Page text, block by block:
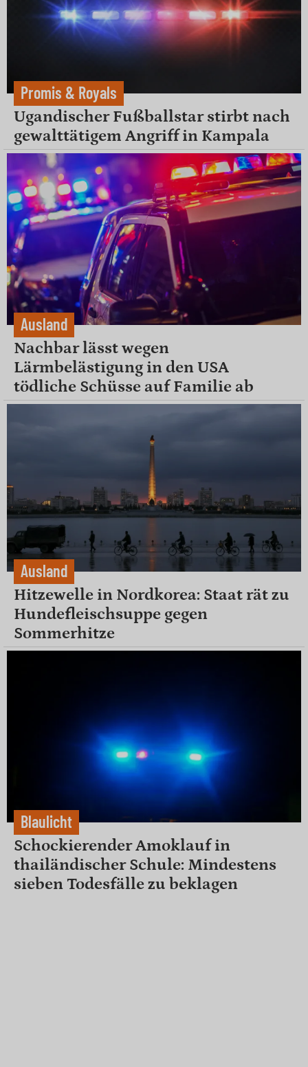
Promis & Royals
Ugandischer Fußballstar stirbt nach
gewalttätigem Angriff in Kampala
Ausland
Nachbar lässt wegen
Lärmbelästigung in den USA
tödliche Schüsse auf Familie ab
Ausland
Hitzewelle in Nordkorea: Staat rät zu
Hundefleischsuppe gegen
Sommerhitze
Blaulicht
Schockierender Amoklauf in
thailändischer Schule: Mindestens
sieben Todesfälle zu beklagen